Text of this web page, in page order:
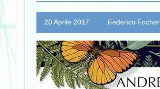
20 Aprile 2017 Federico Focher